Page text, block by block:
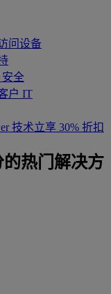
问设备
全
户 IT
技术立享 30% 折扣
热门解决方